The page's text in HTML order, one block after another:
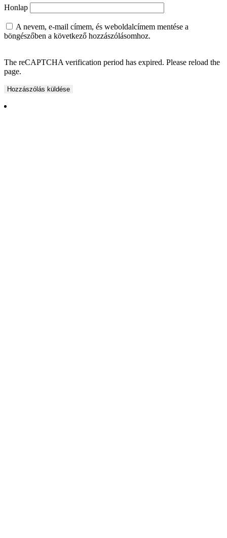
Honlap
A nevem, e-mail címem, és weboldalcímem mentése a
böngészőben a következő hozzászólásomhoz.
The reCAPTCHA verification period has expired. Please reload the
page.